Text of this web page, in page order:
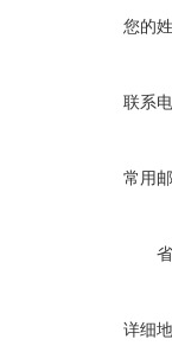
您的
联系
常用
详细